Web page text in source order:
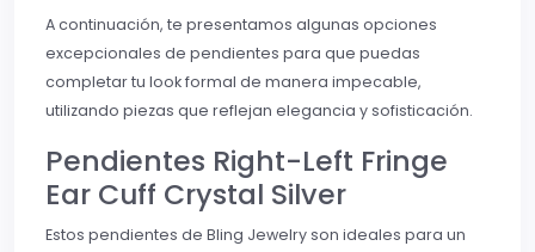
A continuación, te presentamos algunas opciones
excepcionales de pendientes para que puedas
completar tu look formal de manera impecable,
utilizando piezas que reflejan elegancia y sofisticación.
Pendientes Right-Left Fringe
Ear Cuff Crystal Silver
Estos pendientes de Bling Jewelry son ideales para un